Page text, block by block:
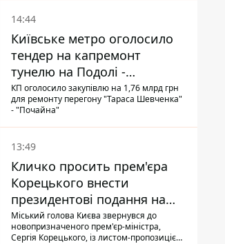
14:44
Київське метро оголосило
тендер на капремонт
тунелю на Подолі -
триватиме майже два роки
КП оголосило закупівлю на 1,76 млрд грн
для ремонту перегону "Тараса Шевченка"
- "Почайна"
13:49
Кличко просить прем'єра
Корецького внести
президентові подання на
звільнення володаря
Троєщини Бахматова
Міський голова Києва звернувся до
новопризначеного прем'єр-міністра,
Сергія Корецького, із листом-пропозицією